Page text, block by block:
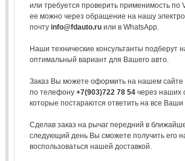
или требуется проверить применимость по
ее можно через обращение на нашу
почту info@fdauto.ruили в WhatsApp.
Наши технические консультанты подберут
оптимальный вариант для Вашего авто.
Заказ Вы можете оформить на нашем сайте
по телефону +7(903)722 78 54через наших
которые постараются ответить на все
Сделав заказ на рычаг передний в
следующий день Вы сможете получить его
воспользоваться нашей доставкой.